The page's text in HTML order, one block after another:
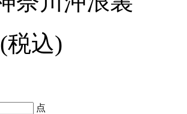
税込)
点